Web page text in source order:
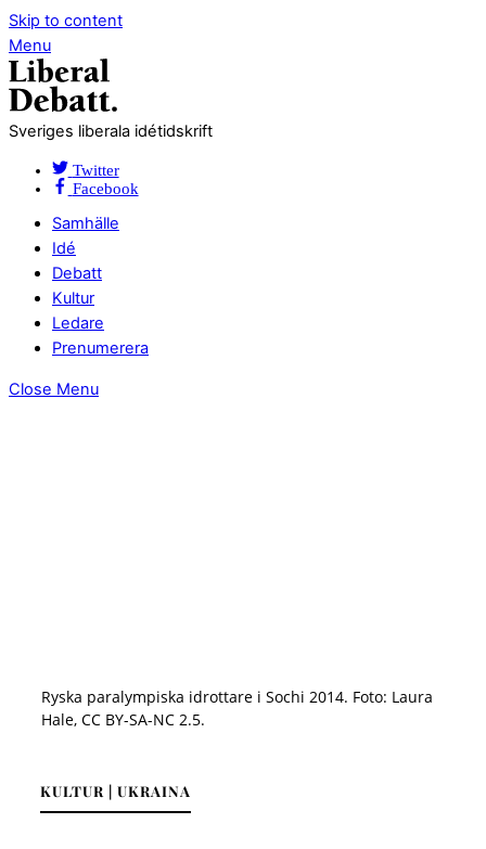
Skip to content
Menu
Sveriges liberala idétidskrift
Twitter
Facebook
Samhälle
Idé
Debatt
Kultur
Ledare
Prenumerera
Close Menu
Ryska paralympiska idrottare i Sochi 2014. Foto: Laura
Hale, CC BY-SA-NC 2.5.
KULTUR | UKRAINA